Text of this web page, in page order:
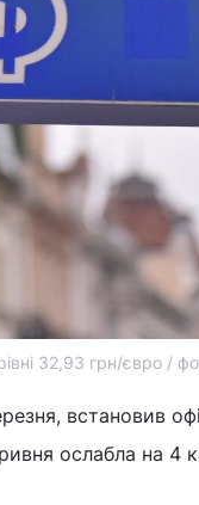
32,93 грн/євро /
встановив
ослабла на 4